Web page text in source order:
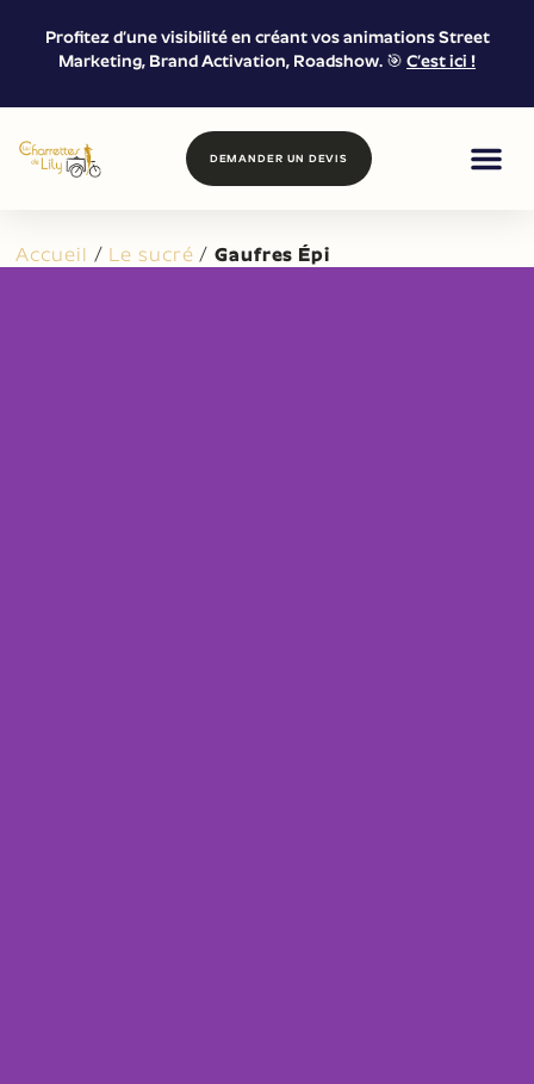
Profitez d’une visibilité en créant vos animations Street
Marketing, Brand Activation, Roadshow. 🎯 C’est ici !
DEMANDER UN DEVIS
Accueil / Le sucré /Gaufres Épi